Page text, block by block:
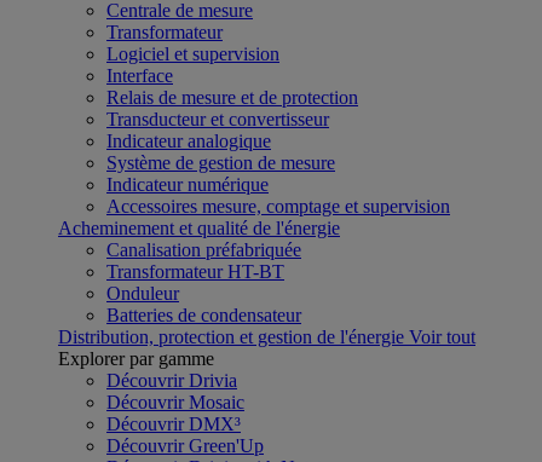
Centrale de mesure
Transformateur
Logiciel et supervision
Interface
Relais de mesure et de protection
Transducteur et convertisseur
Indicateur analogique
Système de gestion de mesure
Indicateur numérique
Accessoires mesure, comptage et supervision
Acheminement et qualité de l'énergie
Canalisation préfabriquée
Transformateur HT-BT
Onduleur
Batteries de condensateur
Distribution, protection et gestion de l'énergie Voir tout
Explorer par gamme
Découvrir Drivia
Découvrir Mosaic
Découvrir DMX³
Découvrir Green'Up